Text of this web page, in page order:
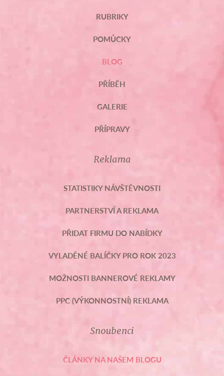
RUBRIKY
POMŮCKY
BLOG
PŘÍBĚH
GALERIE
PŘÍPRAVY
Reklama
STATISTIKY NÁVŠTĚVNOSTI
PARTNERSTVÍ A REKLAMA
PŘIDAT FIRMU DO NABÍDKY
VYLADĚNÉ BALÍČKY PRO ROK 2023
MOŽNOSTI BANNEROVÉ REKLAMY
PPC (VÝKONNOSTNÍ) REKLAMA
Snoubenci
ČLÁNKY NA NAŠEM BLOGU